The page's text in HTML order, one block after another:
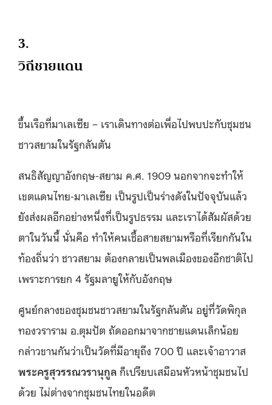
3.
วิถีชายแดน
ขึ้นเรือที่มาเลเซีย – เราเดินทางต่อเพื่อไปพบปะกับชุมชน
ชาวสยามในรัฐกลันตัน
สนธิสัญญาอังกฤษ-สยาม ค.ศ. 1909 นอกจากจะทำให้
เขตแดนไทย-มาเลเซีย เป็นรูปเป็นร่างดังในปัจจุบันแล้ว
ยังส่งผลอีกอย่างหนึ่งที่เป็นรูปธรรม และเราได้สัมผัสด้วย
ตาในวันนี้ นั่นคือ ทำให้คนเชื้อสายสยามหรือที่เรียกกันใน
ท้องถิ่นว่า ชาวสยาม ต้องกลายเป็นพลเมืองของอีกชาติไป
เพราะการยก 4 รัฐมลายูให้กับอังกฤษ
ศูนย์กลางของชุมชนชาวสยามในรัฐกลันตัน อยู่ที่วัดพิกุล
ทองวราราม อ.ตุมปัต ถัดออกมาจากชายแดนเล็กน้อย
กล่าวขานกันว่าเป็นวัดที่มีอายุถึง 700 ปี และเจ้าอาวาส
พระครูสุวรรณวรานุกูล ก็เปรียบเสมือนหัวหน้าชุมชนไป
ด้วย ไม่ต่างจากชุมชนไทยในอดีต